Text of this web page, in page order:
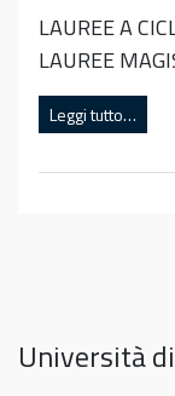
LAUREE A
LAUREE
Leggi tutto…
Università